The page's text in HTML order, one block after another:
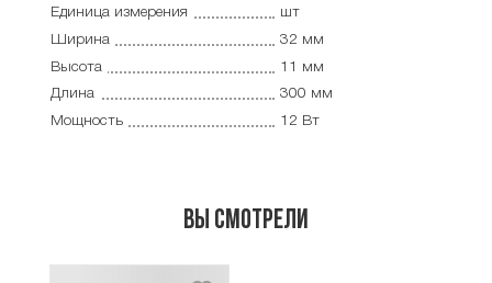
Единица измерения
шт
Ширина
32 мм
Высота
11 мм
Длина
300 мм
Мощность
12 Вт
Вы смотрели